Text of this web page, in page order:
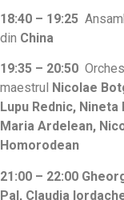
18:40 – 19:25
din China
19:35 – 20:50
maestrul
Nicolae
Lupu Rednic,
Maria Ardelean,
Homorodean
21:00 – 22:00
Pal, Claudia